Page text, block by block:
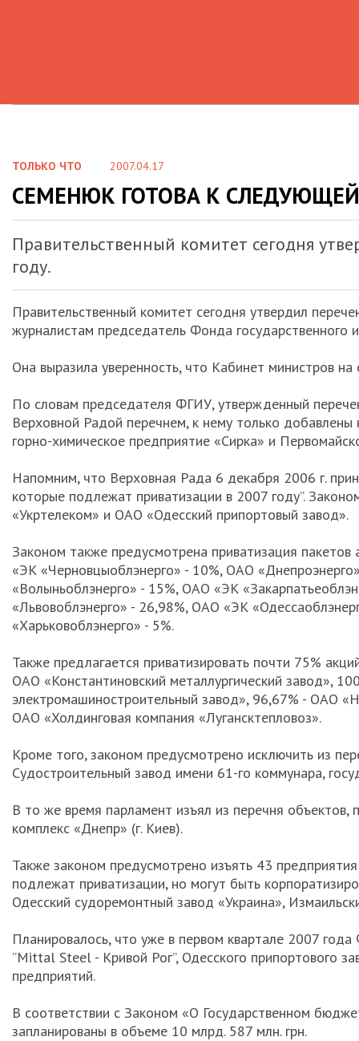
ТОЛЬКО ЧТО 2007.04.17
СЕМЕНЮК ГОТОВА К
Правительственный комитет сегодня
году.
Правительственный комитет сегодня утвердил
журналистам председатель Фонда
Она выразила уверенность, что Кабинет министров
По словам председателя ФГИУ, утвержденный
Верховной Радой перечнем, к нему только добавлены
горно-химическое предприятие «Сирка» и
Напомним, что Верховная Рада 6 декабря 2006 г.
которые подлежат приватизации в 2007 году”.
«Укртелеком» и ОАО «Одесский припортовый завод».
Законом также предусмотрена приватизация
«ЭК «Черновцыоблэнерго» - 10%, ОАО
«Волыньоблэнерго» - 15%, ОАО «ЭК
«Львовоблэнерго» - 26,98%, ОАО «ЭК
«Харьковоблэнерго» - 5%.
Также предлагается приватизировать почти 75%
ОАО «Константиновский металлургический завод»,
электромашиностроительный завод», 96,67% - ОАО
ОАО «Холдинговая компания «Лугансктепловоз».
Кроме того, законом предусмотрено исключить из
Судостроительный завод имени 61-го коммунара,
В то же время парламент изъял из перечня объектов,
комплекс «Днепр» (г. Киев).
Также законом предусмотрено изъять 43
подлежат приватизации, но могут быть
Одесский судоремонтный завод «Украина»,
Планировалось, что уже в первом квартале 2007
”Міttаl Steel - Кривой Рог”, Одесского припортового
предприятий.
В соответствии с Законом «О Государственном
запланированы в объеме 10 млрд. 587 млн. грн.